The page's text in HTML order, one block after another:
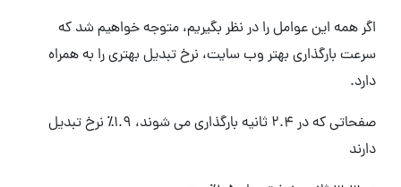
اگر همه این عوامل را در نظر بگیریم، متوجه خواهیم شد که
سرعت بارگذاری بهتر وب سایت، نرخ تبدیل بهتری را به همراه
دارد.
صفحاتی که در 2.4 ثانیه بارگذاری می شوند، 1.9٪ نرخ تبدیل
دارند